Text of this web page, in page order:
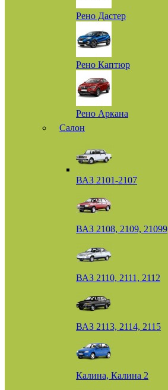
Рено Дастер
Рено Каптюр
Рено Аркана
Салон
ВАЗ 2101-2107
ВАЗ 2108, 2109, 21099
ВАЗ 2110, 2111, 2112
ВАЗ 2113, 2114, 2115
Калина, Калина 2